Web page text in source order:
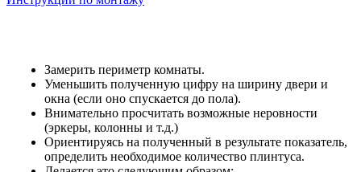
Замерить периметр комнаты.
Уменьшить полученную цифру на ширину двери и
окна (если оно спускается до пола).
Внимательно просчитать возможные неровности
(эркеры, колонны и т.д.)
Ориентируясь на полученный в результате показатель,
определить необходимое количество плинтуса.